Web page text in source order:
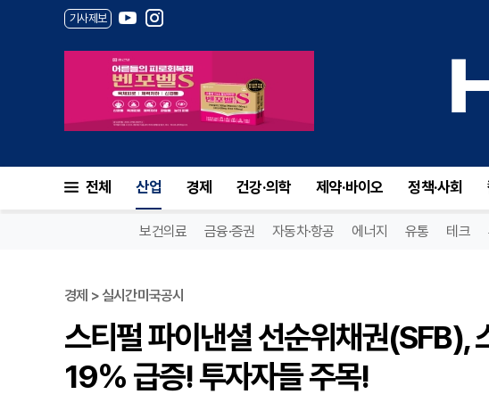
기사제보
전체 산업 경제 건강·의학 제약·바이오 정책·사회
보건의료 금융·증권 자동차·항공 에너지 유통 테크
경제 > 실시간미국공시
스티펄 파이낸셜 선순위채권(SFB),
19% 급증! 투자자들 주목!